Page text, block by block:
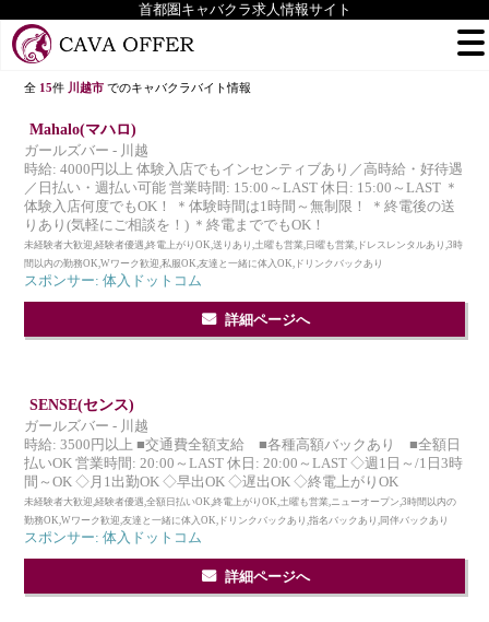
首都圏キャバクラ求人情報サイト
全 15件 川越市でのキャバクラバイト情報
Mahalo(マハロ)
ガールズバー - 川越
時給: 4000円以上 体験入店でもインセンティブあり／高時給・好待遇
／日払い・週払い可能 営業時間: 15:00～LAST 休日: 15:00～LAST ＊
体験入店何度でもOK！ ＊体験時間は1時間～無制限！ ＊終電後の送
りあり(気軽にご相談を！) ＊終電まででもOK！
未経験者大歓迎,経験者優遇,終電上がりOK,送りあり,土曜も営業,日曜も営業,ドレスレンタルあり,3時
間以内の勤務OK,Wワーク歓迎,私服OK,友達と一緒に体入OK,ドリンクバックあり
スポンサー: 体入ドットコム
詳細ページへ
SENSE(センス)
ガールズバー - 川越
時給: 3500円以上 ■交通費全額支給 ■各種高額バックあり ■全額日
払いOK 営業時間: 20:00～LAST 休日: 20:00～LAST ◇週1日～/1日3時
間～OK ◇月1出勤OK ◇早出OK ◇遅出OK ◇終電上がりOK
未経験者大歓迎,経験者優遇,全額日払いOK,終電上がりOK,土曜も営業,ニューオープン,3時間以内の
勤務OK,Wワーク歓迎,友達と一緒に体入OK,ドリンクバックあり,指名バックあり,同伴バックあり
スポンサー: 体入ドットコム
詳細ページへ